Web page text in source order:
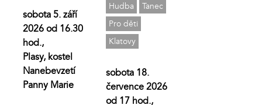
sobota 5. září
2026 od 16.30
hod.,
Plasy, kostel
Nanebevzetí
Panny Marie
Hudba
Tanec
Pro děti
Klatovy
sobota 18.
července 2026
od 17 hod.,